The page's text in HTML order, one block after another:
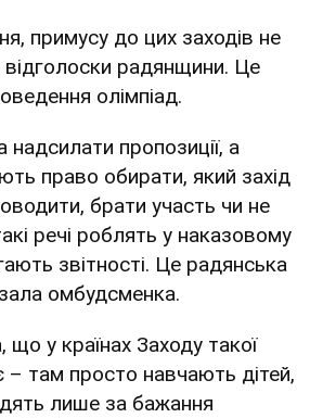
примусу до цих заходів не
радянщини. Це
олімпіад.
пропозиції, а
право обирати, який захід
брати участь чи не
речі роблять у наказовому
звітності. Це радянська
омбудсменка.
що у країнах Заходу такої
– там просто навчають дітей,
лише за бажання